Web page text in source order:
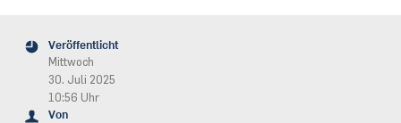
Veröffentlicht
Mittwoch
30. Juli 2025
10:56 Uhr
Von